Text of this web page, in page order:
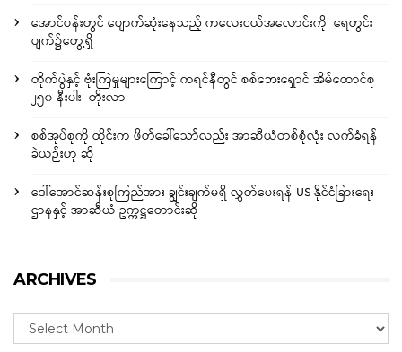
အောင်ပန်းတွင် ပျောက်ဆုံးနေသည့် ကလေးငယ်အလောင်းကို ရေတွင်း
ပျက်၌တွေ့ရှိ
တိုက်ပွဲနှင့် ဗုံးကြဲမှုများကြောင့် ကရင်နီတွင် စစ်ဘေးရှောင် အိမ်ထောင်စု
၂၅၀ နီးပါး တိုးလာ
စစ်အုပ်စုကို ထိုင်းက ဖိတ်ခေါ်သော်လည်း အာဆီယံတစ်စုံလုံး လက်ခံရန်
ခဲယဉ်းဟု ဆို
ဒေါ်အောင်ဆန်းစုကြည်အား ချွင်းချက်မရှိ လွှတ်ပေးရန် US နိုင်ငံခြားရေး
ဌာနနှင့် အာဆီယံ ဥက္ကဋ္ဌတောင်းဆို
ARCHIVES